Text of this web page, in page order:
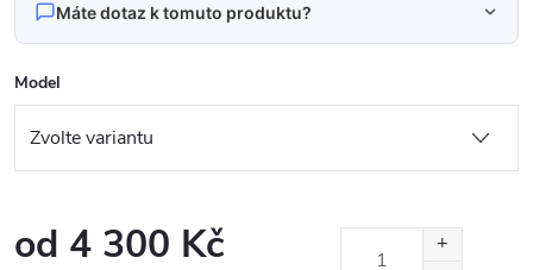
Máte dotaz k tomuto produktu?
Napište nám svůj dotaz
Odpovídáme v pracovní dny do 24 hodin na váš e‑mail.
Produkt:
Jméno
Model
od 4 300 Kč